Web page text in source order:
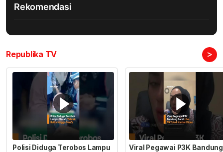
Rekomendasi
Republika TV >
Polisi Diduga Terobos Lampu
Viral Pegawai P3K Bandung